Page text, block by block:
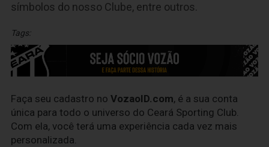
símbolos do nosso Clube, entre outros.
Tags:
Faça seu cadastro no VozaoID.com, é a sua conta
única para todo o universo do Ceará Sporting Club.
Com ela, você terá uma experiência cada vez mais
personalizada.